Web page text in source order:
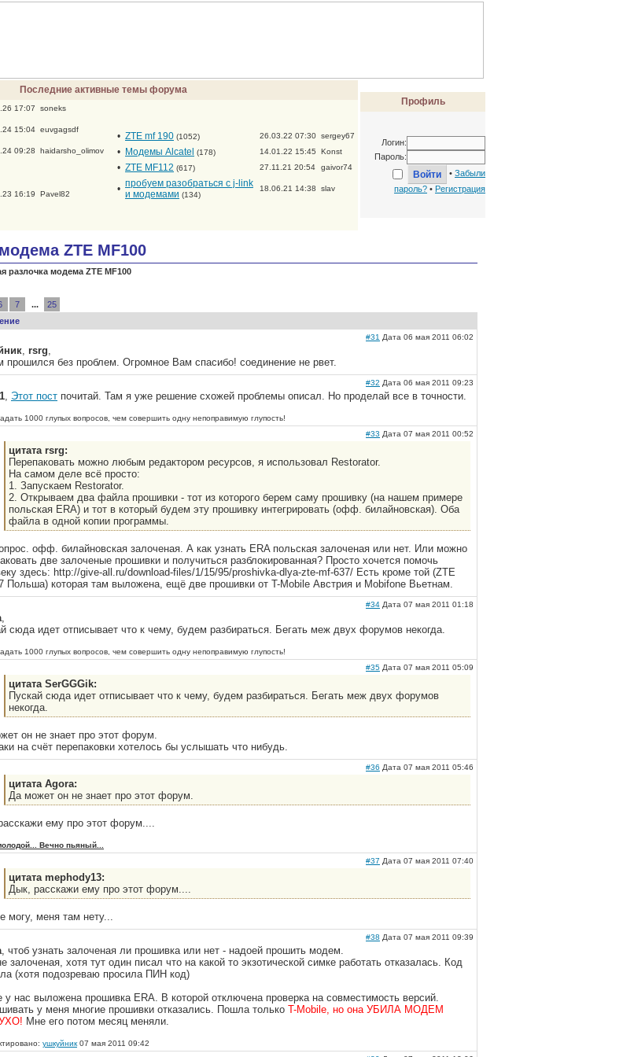
Последние активные темы форума
17:07 soneks
15:04 euvgagsdf
09:28 haidarsho_olimov
16:19 Pavel82
• ZTE mf 190 (1052) 26.03.22 07:30 sergey67
• Модемы Alcatel (178) 14.01.22 15:45 Konst
• ZTE MF112 (617) 27.11.21 20:54 gaivor74
• пробуем разобраться с j-link
и модемами (134)
18.06.21 14:38 slav
Профиль
Логин:
Пароль:
• Забыли
пароль? • Регистрация
ZTE MF100
разлочка модема ZTE MF100
7 ...
25
#31 Дата 06 мая 2011 06:02
, rsrg,
прошился без проблем. Огромное Вам спасибо! соединение не рвет.
#32 Дата 06 мая 2011 09:23
, Этот пост почитай. Там я уже решение схожей проблемы описал. Но проделай все в точности.
1000 глупых вопросов, чем совершить одну непоправимую глупость!
#33 Дата 07 мая 2011 00:52
цитата rsrg:
Перепаковать можно любым редактором ресурсов, я использовал Restorator.
На самом деле всё просто:
1. Запускаем Restorator.
2. Открываем два файла прошивки - тот из которого берем саму прошивку (на нашем примере
польская ERA) и тот в который будем эту прошивку интегрировать (офф. билайновская). Оба
файла в одной копии программы.
офф. билайновская залоченая. А как узнать ERA польская залоченая или нет. Или можно
две залоченые прошивки и получиться разблокированная? Просто хочется помочь
здесь: http://give-all.ru/download-files/1/15/95/proshivka-dlya-zte-mf-637/ Есть кроме той (ZTE
Польша) которая там выложена, ещё две прошивки от T-Mobile Австрия и Mobifone Вьетнам.
#34 Дата 07 мая 2011 01:18
,
сюда идет отписывает что к чему, будем разбираться. Бегать меж двух форумов некогда.
1000 глупых вопросов, чем совершить одну непоправимую глупость!
#35 Дата 07 мая 2011 05:09
цитата SerGGGik:
Пускай сюда идет отписывает что к чему, будем разбираться. Бегать меж двух форумов
некогда.
он не знает про этот форум.
на счёт перепаковки хотелось бы услышать что нибудь.
#36 Дата 07 мая 2011 05:46
цитата Agora:
Да может он не знает про этот форум.
ему про этот форум....
Вечно пьяный...
#37 Дата 07 мая 2011 07:40
цитата mephody13:
Дык, расскажи ему про этот форум....
могу, меня там нету...
#38 Дата 07 мая 2011 09:39
, чтоб узнать залоченая ли прошивка или нет - надоей прошить модем.
залоченая, хотя тут один писал что на какой то экзотической симке работать отказалась. Код
(хотя подозреваю просила ПИН код)
нас выложена прошивка ERA. В которой отключена проверка на совместимость версий.
у меня многие прошивки отказались. Пошла только T-Mobile, но она УБИЛА МОДЕМ
Мне его потом месяц меняли.
ушкуйник 07 мая 2011 09:42